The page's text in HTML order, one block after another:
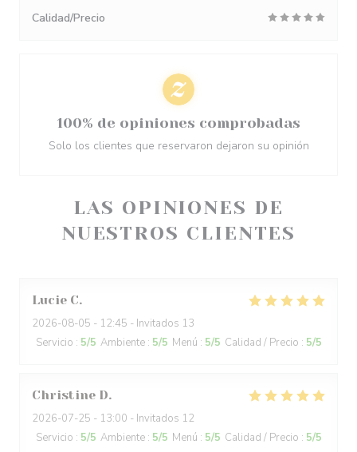
LAS OPINIONES DE
NUESTROS CLIENTES
Lucie C
2026-08-05 - 12:45 - Invitados 13
Servicio : 5/5 Ambiente : 5/5 Menú : 5/5 Calidad / Precio : 5/5
Christine D
2026-07-25 - 13:00 - Invitados 12
Servicio : 5/5 Ambiente : 5/5 Menú : 5/5 Calidad / Precio : 5/5
Calidad/Precio
100% de opiniones comprobadas
Solo los clientes que reservaron dejaron su opinión